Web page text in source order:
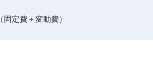
定費＋変動費）